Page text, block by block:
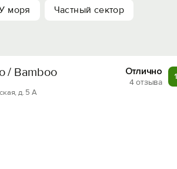
моря Частный сектор
/ Bamboo Отлично
4 отзыва
д. 5 А